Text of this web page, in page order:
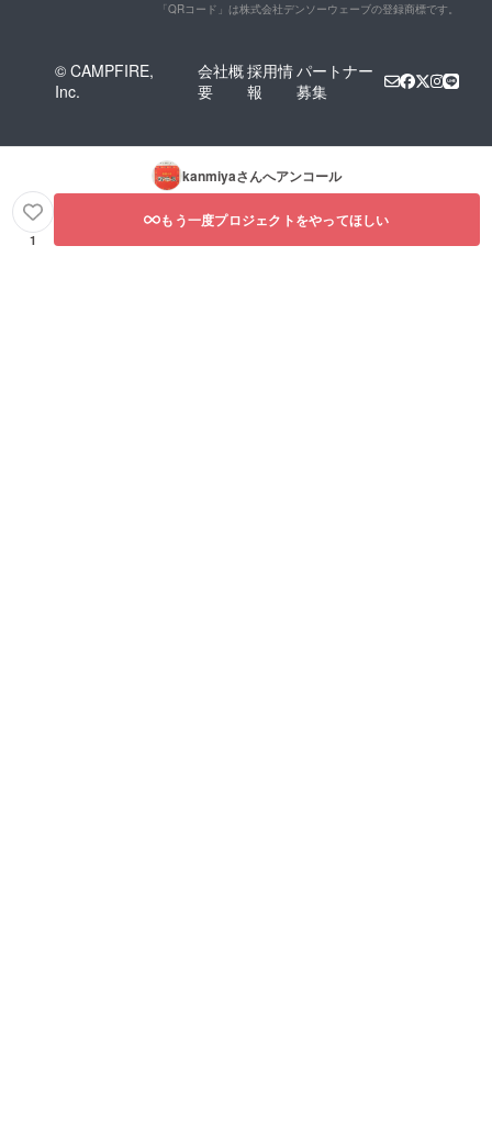
「QRコード」は株式会社デンソーウェーブの登録商標です。
© CAMPFIRE,
Inc.
会社概
要
採用情
報
パートナー
募集
kanmiyaさんへアンコール
1
もう一度プロジェクトをやってほしい